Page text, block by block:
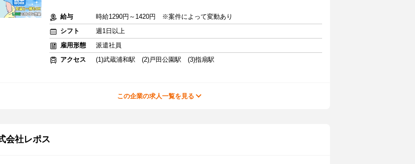
給与
時給1290円～1420円 ※案件によって変動あり
シフト
週1日以上
雇用形態
派遣社員
アクセス
(1)武蔵浦和駅 (2)戸田公園駅 (3)指扇駅
この企業の求人一覧を見る
会社レポス